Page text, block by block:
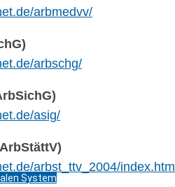
System
arbmedvv/
arbschg/
asig/
arbst_ttv_2004/index.html